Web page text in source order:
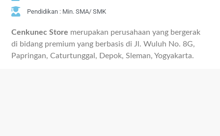
Pendidikan : Min. SMA/ SMK
Cenkunec Store merupakan perusahaan yang bergerak
di bidang premium yang berbasis di Jl. Wuluh No. 8G,
Papringan, Caturtunggal, Depok, Sleman, Yogyakarta.